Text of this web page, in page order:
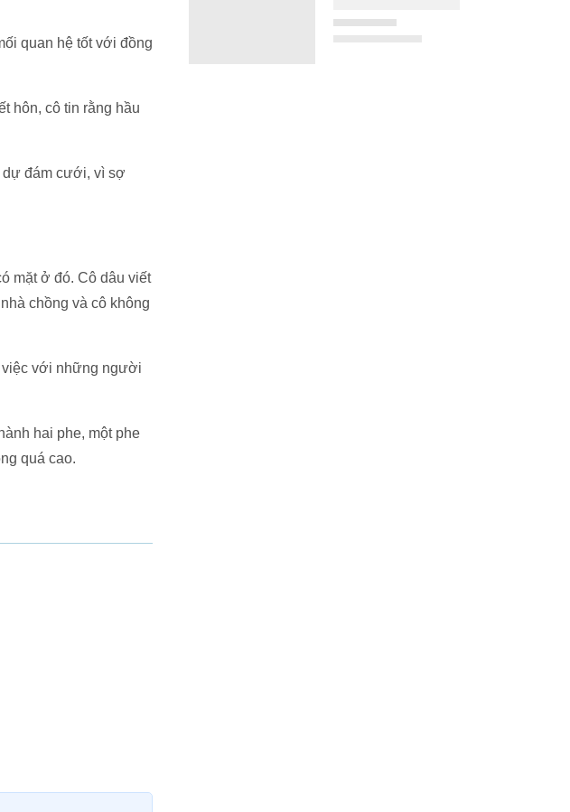
quan hệ tốt với đồng
hôn, cô tin rằng hầu
dự đám cưới, vì sợ
mặt ở đó. Cô dâu viết
chồng và cô không
việc với những người
hai phe, một phe
quá cao.